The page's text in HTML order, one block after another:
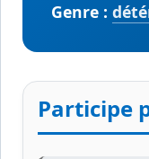
Genre :
Participe